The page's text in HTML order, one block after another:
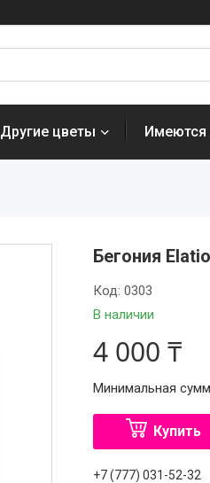
Другие цветы Имеются
Бегония
В наличии
Код: 0303
4 000 ₸
Минимальная
Купить
+7 (777) 031-52-32